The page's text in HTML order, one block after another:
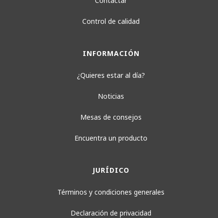
Control de calidad
INFORMACIÓN
¿Quieres estar al día?
Noticias
Mesas de consejos
Encuentra un producto
JURÍDICO
Términos y condiciones generales
Declaración de privacidad